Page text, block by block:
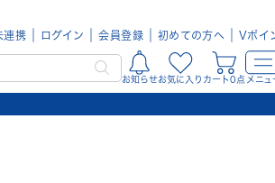
連携 ログイン 会員登録 初めての方へ Vポイ
お知らせお気に入り カート0点 メニュ